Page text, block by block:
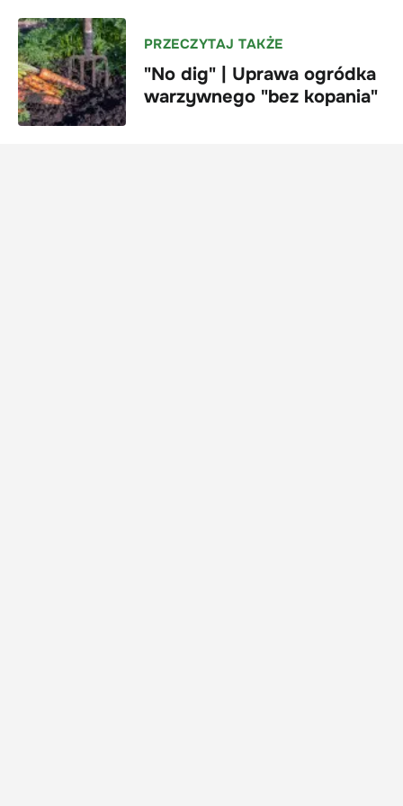
PRZECZYTAJ TAKŻE
"No dig" | Uprawa ogródka
warzywnego "bez kopania"